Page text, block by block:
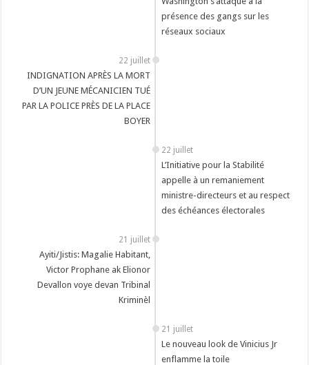
présence des gangs sur les
réseaux sociaux
22 juillet
INDIGNATION APRÈS LA MORT
D’UN JEUNE MÉCANICIEN TUÉ
PAR LA POLICE PRÈS DE LA PLACE
BOYER
22 juillet
L’Initiative pour la Stabilité
appelle à un remaniement
ministre-directeurs et au respect
des échéances électorales
21 juillet
Ayiti/Jistis: Magalie Habitant,
Victor Prophane ak Elionor
Devallon voye devan Tribinal
Kriminèl
21 juillet
Le nouveau look de Vinicius Jr
enflamme la toile